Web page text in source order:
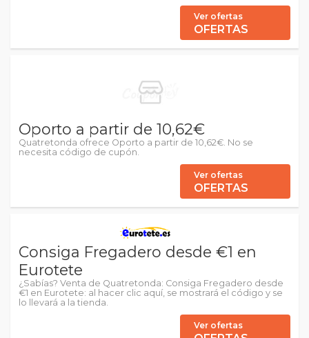
Ver ofertas
OFERTAS
Oporto a partir de 10,62€
Quatretonda ofrece Oporto a partir de 10,62€. No se
necesita código de cupón.
Ver ofertas
OFERTAS
Consiga Fregadero desde €1 en
Eurotete
¿Sabías? Venta de Quatretonda: Consiga Fregadero desde
€1 en Eurotete: al hacer clic aquí, se mostrará el código y se
lo llevará a la tienda.
Ver ofertas